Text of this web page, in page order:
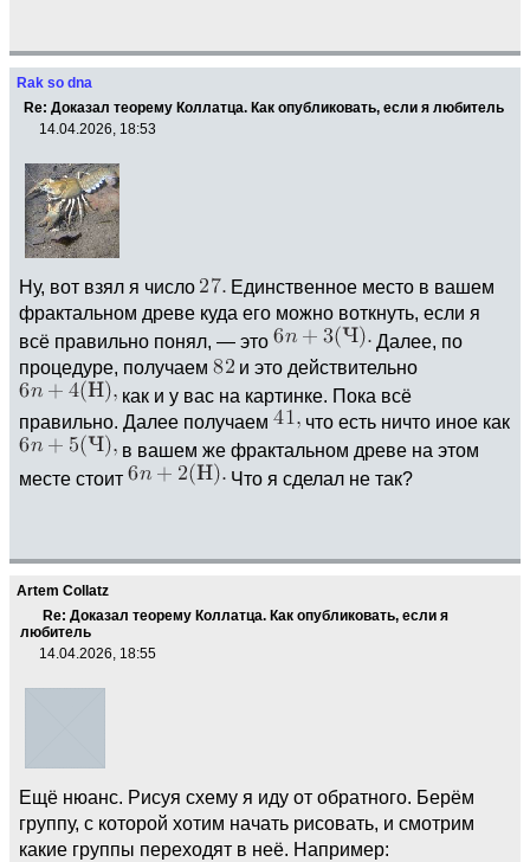
Rak so dna
Re: Доказал теорему Коллатца. Как опубликовать, если я любитель
14.04.2026, 18:53
Ну, вот взял я число
Единственное место в вашем
фрактальном древе куда его можно воткнуть, если я
всё правильно понял, — это
Далее, по
процедуре, получаем
и это действительно
как и у вас на картинке. Пока всё
правильно. Далее получаем
что есть ничто иное как
в вашем же фрактальном древе на этом
месте стоит
Что я сделал не так?
Artem Collatz
Re: Доказал теорему Коллатца. Как опубликовать, если я
любитель
14.04.2026, 18:55
Ещё нюанс. Рисуя схему я иду от обратного. Берём
группу, с которой хотим начать рисовать, и смотрим
какие группы переходят в неё. Например: